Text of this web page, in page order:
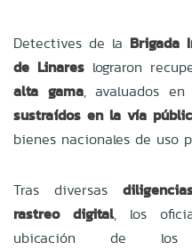
Detectives de la Brigada
de Linareslograron
alta gama, avaluados en
sustraídos en la vía
bienes nacionales de uso
Tras diversas
rastreo digital, los
ubicación de los